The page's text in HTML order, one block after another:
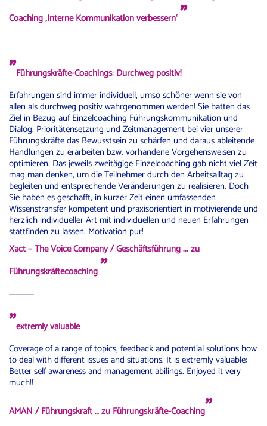
Coaching ‚Interne Kommunikation verbessern‘"
"Führungskräfte-Coachings: Durchweg positiv!
Erfahrungen sind immer individuell, umso schöner wenn sie von
allen als durchweg positiv wahrgenommen werden! Sie hatten das
Ziel in Bezug auf Einzelcoaching Führungskommunikation und
Dialog, Prioritätensetzung und Zeitmanagement bei vier unserer
Führungskräfte das Bewusstsein zu schärfen und daraus ableitende
Handlungen zu erarbeiten bzw. vorhandene Vorgehensweisen zu
optimieren. Das jeweils zweitägige Einzelcoaching gab nicht viel Zeit
mag man denken, um die Teilnehmer durch den Arbeitsalltag zu
begleiten und entsprechende Veränderungen zu realisieren. Doch
Sie haben es geschafft, in kurzer Zeit einen umfassenden
Wissenstransfer kompetent und praxisorientiert in motivierende und
herzlich individueller Art mit individuellen und neuen Erfahrungen
stattfinden zu lassen. Motivation pur!
Xact – The Voice Company / Geschäftsführung... zu
Führungskräftecoaching"
"extremly valuable
Coverage of a range of topics, feedback and potential solutions how
to deal with different issues and situations. It is extremly valuable:
Better self awareness and management abilings. Enjoyed it very
much!!
AMAN / Führungskraft … zu Führungskräfte-Coaching"